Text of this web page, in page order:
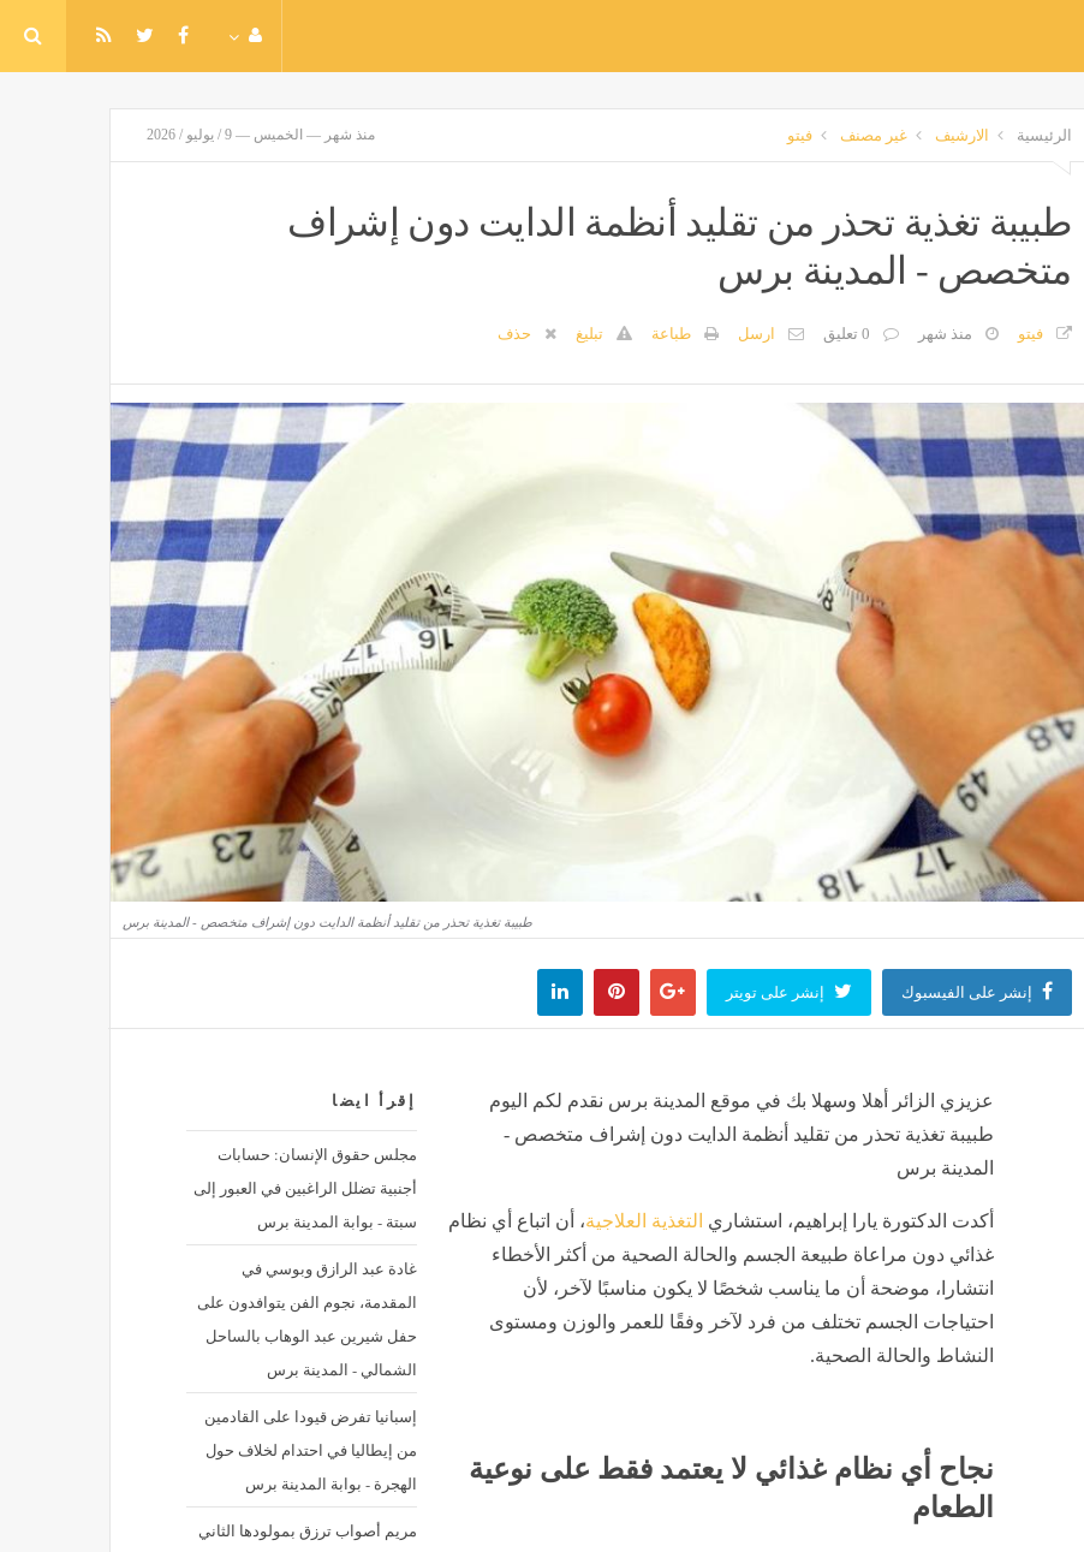
الرئيسية الارشيف غير مصنف فيتو منذ شهر — الخميس — 9 / يوليو / 2026
طبيبة تغذية تحذر من تقليد أنظمة الدايت دون إشراف
متخصص - المدينة برس
فيتو منذ شهر 0 تعليق ارسل طباعة تبليغ حذف
طبيبة تغذية تحذر من تقليد أنظمة الدايت دون إشراف متخصص - المدينة برس
إنشر على الفيسبوك إنشر على تويتر
إقرأ ايضا
مجلس حقوق الإنسان: حسابات
أجنبية تضلل الراغبين في العبور إلى
سبتة - بوابة المدينة برس
غادة عبد الرازق وبوسي في
المقدمة، نجوم الفن يتوافدون على
حفل شيرين عبد الوهاب بالساحل
الشمالي - المدينة برس
إسبانيا تفرض قيودا على القادمين
من إيطاليا في احتدام لخلاف حول
الهجرة - بوابة المدينة برس
مريم أصواب ترزق بمولودها الثاني
عزيزي الزائر أهلا وسهلا بك في موقع المدينة برس نقدم لكم اليوم
طبيبة تغذية تحذر من تقليد أنظمة الدايت دون إشراف متخصص -
المدينة برس
أكدت الدكتورة يارا إبراهيم، استشاري التغذية العلاجية، أن اتباع أي نظام
غذائي دون مراعاة طبيعة الجسم والحالة الصحية من أكثر الأخطاء
انتشارا، موضحة أن ما يناسب شخصًا لا يكون مناسبًا لآخر، لأن
احتياجات الجسم تختلف من فرد لآخر وفقًا للعمر والوزن ومستوى
النشاط والحالة الصحية.
نجاح أي نظام غذائي لا يعتمد فقط على نوعية
الطعام